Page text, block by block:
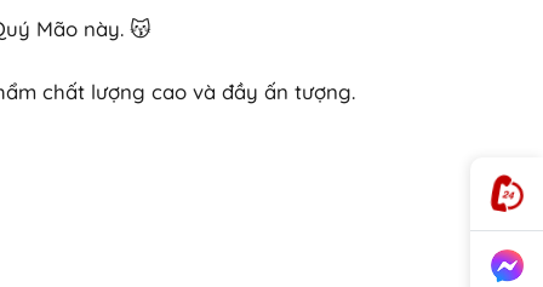
Mão này. 😽
chất lượng cao và đầy ấn tượng.